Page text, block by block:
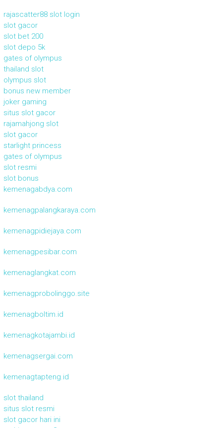
rajascatter88 slot login
slot gacor
slot bet 200
slot depo 5k
gates of olympus
thailand slot
olympus slot
bonus new member
joker gaming
situs slot gacor
rajamahjong slot
slot gacor
starlight princess
gates of olympus
slot resmi
slot bonus
kemenagabdya.com
kemenagpalangkaraya.com
kemenagpidiejaya.com
kemenagpesibar.com
kemenaglangkat.com
kemenagprobolinggo.site
kemenagboltim.id
kemenagkotajambi.id
kemenagsergai.com
kemenagtapteng.id
slot thailand
situs slot resmi
slot gacor hari ini